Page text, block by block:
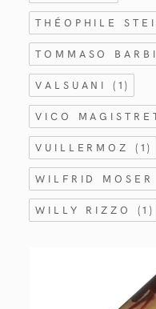
THÉOPHILE
TOMMASO
VALSUANI(1)
VICO
VUILLERMOZ (1)
WILFRID MOSER
WILLY RIZZO (1)